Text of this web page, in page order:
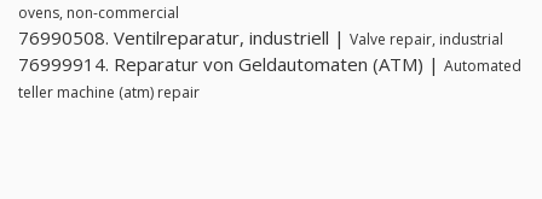
ovens, non-commercial
76990508. Ventilreparatur, industriell | Valve repair, industrial
76999914. Reparatur von Geldautomaten (ATM) | Automated
teller machine (atm) repair